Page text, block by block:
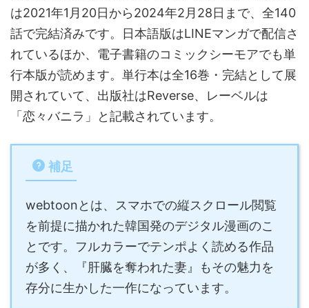
は2021年1月20日から2024年2月28日まで、全140
話で完結済みです。日本語版はLINEマンガで配信さ
れているほか、電子書籍のコミックシーモアでも単
行本版が読めます。単行本は全16巻・完結として展
開されていて、出版社はReverse、レーベルは
「恋々バニラ」と記載されています。
補足
webtoonとは、スマホでの縦スクロール閲覧
を前提に描かれた韓国発のデジタル漫画のこ
とです。フルカラーでテンポよく読める作品
が多く、『肝臓を奪われた妻』もその魅力を
存分に生かした一作になっています。